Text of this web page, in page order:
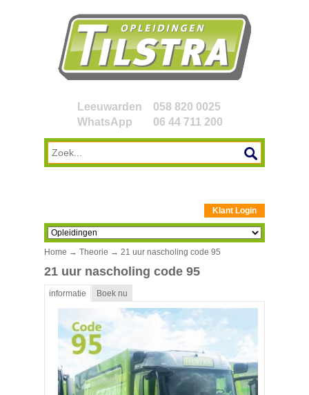
Leeuwarden
058 820 0025
WhatsApp
06 44 711 200
Klant Login
Home → Theorie → 21 uur nascholing code 95
21 uur nascholing code 95
informatie Boek nu